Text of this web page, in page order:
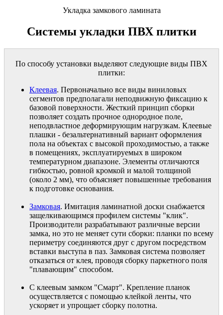
Укладка замкового ламината
Системы укладки ПВХ плитки
По способу установки выделяют следующие виды ПВХ
плитки:
Клеевая. Первоначально все виды виниловых
сегментов предполагали неподвижную фиксацию к
базовой поверхности. Жесткий принцип сборки
позволяет создать прочное однородное поле,
неподвластное деформирующим нагрузкам. Клеевые
плашки - безальтернативный вариант оформления
пола на объектах с высокой проходимостью, а также
в помещениях, эксплуатируемых в широком
температурном диапазоне. Элементы отличаются
гибкостью, ровной кромкой и малой толщиной
(около 2 мм), что объясняет повышенные требования
к подготовке основания.
Замковая. Имитация ламинатной доски снабжается
защелкивающимся профилем системы "клик".
Производители разрабатывают различные версии
замка, но это не меняет сути сборки: планки по всему
периметру соединяются друг с другом посредством
вставки выступа в паз. Замковая система позволяет
отказаться от клея, проводя сборку паркетного поля
"плавающим" способом.
С клеевым замком "Смарт". Крепление планок
осуществляется с помощью клейкой ленты, что
ускоряет и упрощает сборку полотна.